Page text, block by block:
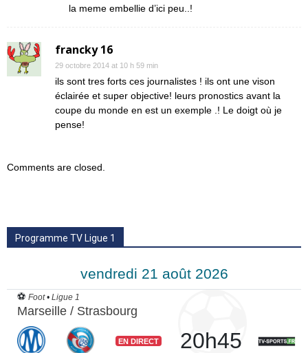
la meme embellie d’ici peu..!
francky 16
29 octobre 2014 at 10 h 59 min
ils sont tres forts ces journalistes ! ils ont une vison
éclairée et super objective! leurs pronostics avant la
coupe du monde en est un exemple .! Le doigt où je
pense!
Comments are closed.
Programme TV Ligue 1